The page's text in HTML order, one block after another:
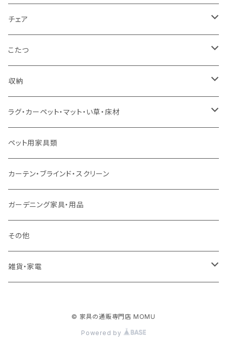
カウチソファ
コーナーソファ
ソファセット
スツール・オットマン
ソファ付属品
クッション・座椅子
ダブルサイズ（フレームのみ）
ワイドダブルサイズ以上（フレームのみ）
シングルサイズ以下（マットレス付）
セミダブルサイズ（マットレス付）
ダブルサイズ（マットレス付）
ダブルサイズ以上（マットレス付）
ロフトベッド
二段ベッド
マットレス
ダイニング4点セット
ダイニング5点・6点セット
ダイニング7点セット以上
センターテーブル
ダイニングテーブル
カウンターテーブル
リフティングテーブル
サイドテーブル・コーヒーテーブル
デスク
チェア
ダイニングチェア
カウンターチェア
キッズチェア
オフィスチェア・ゲーミングチェア
ダイニングベンチ・スツール
こたつ
こたつテーブル
こたつ布団
コタツ・布団セット
収納
本棚・シェルフ
食器棚・収納庫
レンジ台・カウンター
ラック
TVボード
キャビネット・飾り棚
ラグ・カーペット・マット・い草・床材
マット・フロアタイル
ラグ
カーペット
ペット用家具類
カーテン・ブラインド・スクリーン
ガーデニング家具・用品
その他
雑貨・家電
© 家具の通販専門店 MOMU
Powered by